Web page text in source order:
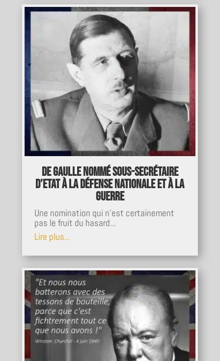
de Gaulle nommé sous-secrétaire
d’Etat à la Défense nationale et à la
guerre
Une nomination qui n’est certainement
pas le fruit du hasard...
Lire plus...